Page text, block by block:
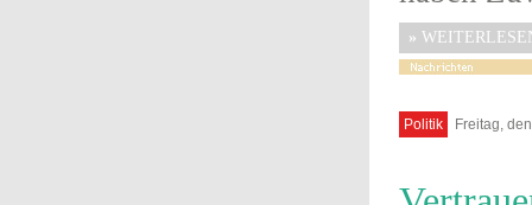
»
Politik Freitag,